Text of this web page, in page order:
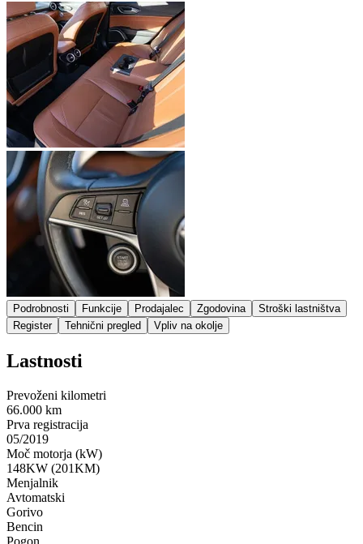
Podrobnosti Funkcije Prodajalec Zgodovina
Stroški lastništva
Register
Tehnični pregled Vpliv na okolje
Lastnosti
Prevoženi kilometri
66.000 km
Prva registracija
05/2019
Moč motorja (kW)
148KW (201KM)
Menjalnik
Avtomatski
Gorivo
Bencin
Pogon